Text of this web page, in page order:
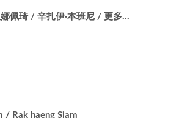
佩琦 / 辛扎伊·本班尼 / 更多…
Rak haeng Siam